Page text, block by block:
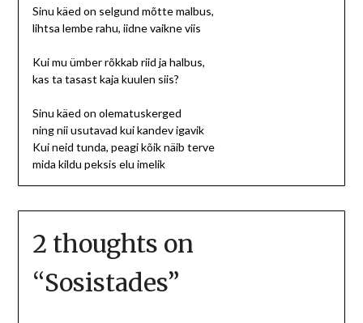
Sinu käed on selgund mõtte malbus,
lihtsa lembe rahu, iidne vaikne viis
Kui mu ümber rõkkab riid ja halbus,
kas ta tasast kaja kuulen siis?
Sinu käed on olematuskerged
ning nii usutavad kui kandev igavik
Kui neid tunda, peagi kõik näib terve
mida kildu peksis elu imelik
2 thoughts on
“Sosistades”